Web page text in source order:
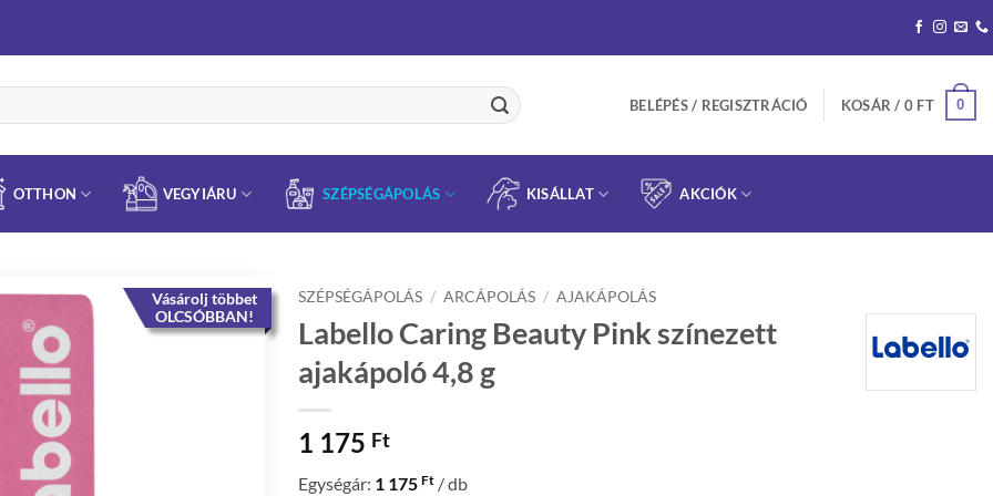
BELÉPÉS / REGISZTRÁCIÓ KOSÁR / 0 FT 0
OTTHON VEGYIÁRU SZÉPSÉGÁPOLÁS KISÁLLAT AKCIÓK
Vásárolj többet
OLCSÓBBAN!
SZÉPSÉGÁPOLÁS / ARCÁPOLÁS / AJAKÁPOLÁS
Labello Caring Beauty Pink színezett
ajakápoló 4,8 g
1 175 Ft
Egységár: 1 175 Ft / db